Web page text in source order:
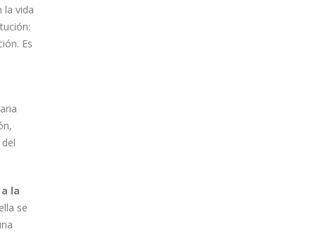
la vida
Es
la
se